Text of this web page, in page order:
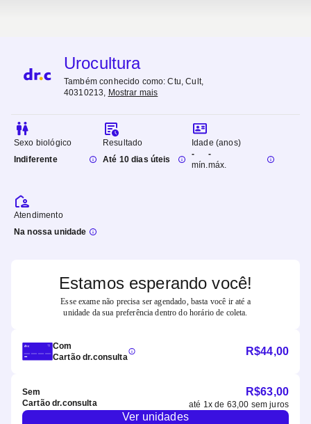
Urocultura
Também conhecido como:Ctu, Cult,
40310213, Mostrar mais
Sexo biológico
Indiferente
Resultado
Até 10 dias úteis
Idade (anos)
-
mín.
-
máx.
Atendimento
Na nossa unidade
Estamos esperando você!
Esse exame não precisa ser agendado, basta você ir até a
unidade da sua preferência dentro do horário de coleta.
Com
Cartão dr.consulta
R$44,00
Sem
Cartão dr.consulta
R$63,00
até 1x de 63,00 sem juros
Ver unidades